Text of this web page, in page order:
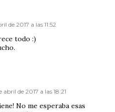
de 2017 a las 11:52
todo :)
abril de 2017 a las 18:21
No me esperaba esas